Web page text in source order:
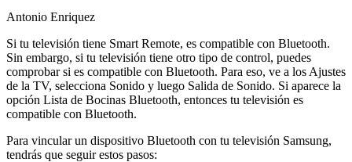
Antonio Enriquez
Si tu televisión tiene Smart Remote, es compatible con Bluetooth.
Sin embargo, si tu televisión tiene otro tipo de control, puedes
comprobar si es compatible con Bluetooth. Para eso, ve a los Ajustes
de la TV, selecciona Sonido y luego Salida de Sonido. Si aparece la
opción Lista de Bocinas Bluetooth, entonces tu televisión es
compatible con Bluetooth.
Para vincular un dispositivo Bluetooth con tu televisión Samsung,
tendrás que seguir estos pasos: